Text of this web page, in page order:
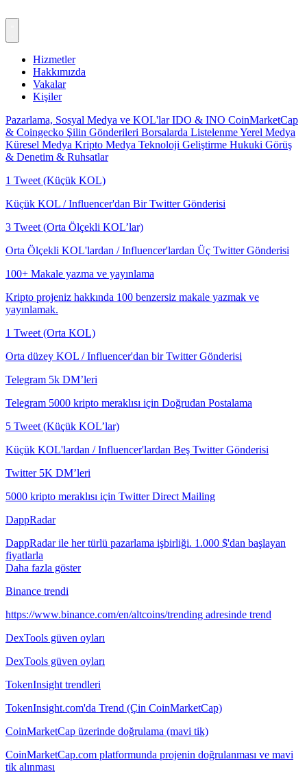
Hizmetler
Hakkımızda
Vakalar
Kişiler
Pazarlama, Sosyal Medya ve KOL'larIDO & INO CoinMarketCap
& Coingecko Şilin Gönderileri Borsalarda ListelenmeYerel Medya
Küresel Medya Kripto Medya Teknoloji Geliştirme Hukuki Görüş
& Denetim & Ruhsatlar
1 Tweet (Küçük KOL)
Küçük KOL / Influencer'dan Bir Twitter Gönderisi
3 Tweet (Orta Ölçekli KOL’lar)
Orta Ölçekli KOL'lardan / Influencer'lardan Üç Twitter Gönderisi
100+ Makale yazma ve yayınlama
Kripto projeniz hakkında 100 benzersiz makale yazmak ve
yayınlamak.
1 Tweet (Orta KOL)
Orta düzey KOL / Influencer'dan bir Twitter Gönderisi
Telegram 5k DM’leri
Telegram 5000 kripto meraklısı için Doğrudan Postalama
5 Tweet (Küçük KOL’lar)
Küçük KOL'lardan / Influencer'lardan Beş Twitter Gönderisi
Twitter 5K DM’leri
5000 kripto meraklısı için Twitter Direct Mailing
DappRadar
DappRadar ile her türlü pazarlama işbirliği. 1.000 $'dan başlayan
fiyatlarla
Daha fazla göster
Binance trendi
https://www.binance.com/en/altcoins/trending adresinde trend
DexTools güven oyları
DexTools güven oyları
TokenInsight trendleri
TokenInsight.com'da Trend (Çin CoinMarketCap)
CoinMarketCap üzerinde doğrulama (mavi tik)
CoinMarketCap.com platformunda projenin doğrulanması ve mavi
tik alınması